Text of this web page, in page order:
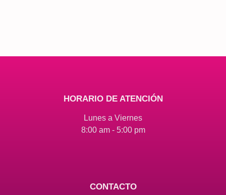
HORARIO DE ATENCIÓN
Lunes a Viernes
8:00 am - 5:00 pm
CONTACTO